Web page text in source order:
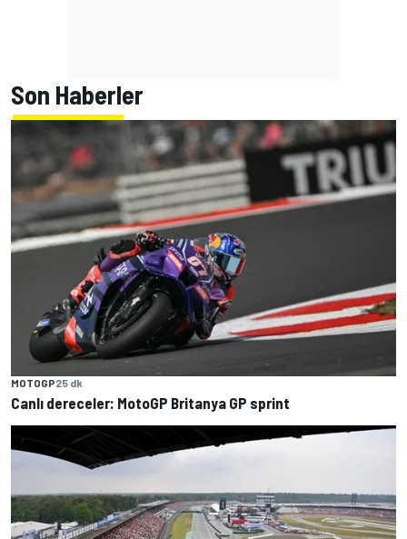
Son Haberler
MOTOGP25 dk
Canlı dereceler: MotoGP Britanya GP sprint